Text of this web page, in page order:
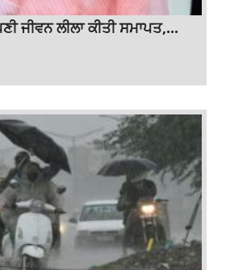
ਜੀਵਨ ਲੀਲਾ ਕੀਤੀ ਸਮਾਪਤ,...